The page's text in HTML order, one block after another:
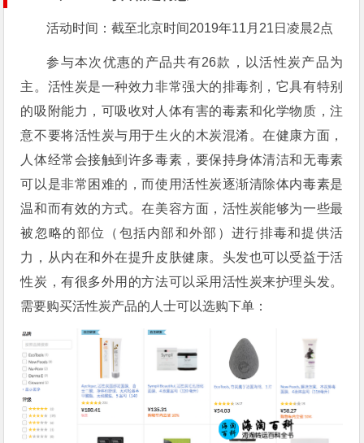
活动时间：截至北京时间2019年11月21日凌晨2点
参与本次优惠的产品共有26款，以活性炭产品为
主。活性炭是一种效力非常强大的排毒剂，它具有特别
的吸附能力，可吸收对人体有害的毒素和化学物质，注
意不要将活性炭与用于生火的木炭混淆。在健康方面，
人体经常会接触到许多毒素，要保持身体清洁和无毒素
可以是非常困难的，而使用活性炭逐渐清除体内毒素是
温和而有效的方式。在美容方面，活性炭能够为一些最
被忽略的部位（包括内部和外部）进行排毒和提供活
力，从内在和外在提升皮肤健康。头发也可以受益于活
性炭，有很多外用的方法可以采用活性炭来护理头发。
需要购买活性炭产品的人士可以选购下单：